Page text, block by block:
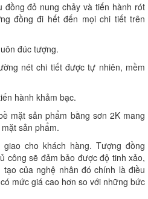
đồng đỏ nung chảy và tiến hành rót
đồng đi hết đến mọi chi tiết trên
đúc tượng.
nét chi tiết được tự nhiên, mềm
hành khảm bạc.
mặt sản phẩm bằng sơn 2K mang
sản phẩm.
cho khách hàng. Tượng đồng
công sẽ đảm bảo được độ tinh xảo,
của nghệ nhân đó chính là điều
mức giá cao hơn so với những bức